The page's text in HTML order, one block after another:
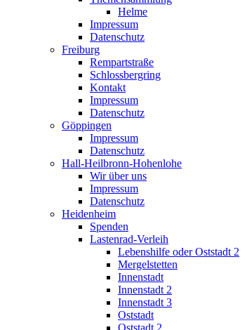
Helme
Impressum
Datenschutz
Freiburg
Rempartstraße
Schlossbergring
Kontakt
Impressum
Datenschutz
Göppingen
Impressum
Datenschutz
Hall-Heilbronn-Hohenlohe
Wir über uns
Impressum
Datenschutz
Heidenheim
Spenden
Lastenrad-Verleih
Lebenshilfe oder Oststadt 2
Mergelstetten
Innenstadt
Innenstadt 2
Innenstadt 3
Oststadt
Oststadt 2